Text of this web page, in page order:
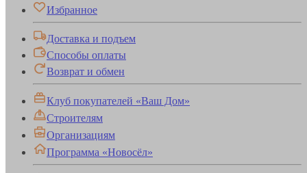
Избранное
Доставка и подъем
Способы оплаты
Возврат и обмен
Клуб покупателей «Ваш Дом»
Строителям
Организациям
Программа «Новосёл»